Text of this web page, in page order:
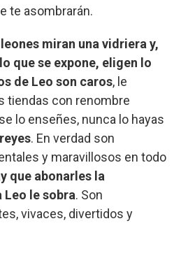
te asombrarán.
leones miran una vidriera y,
que se expone, eligen lo
de Leo son caros, le
tiendas con renombre
lo enseñes, nunca lo hayas
. En verdad son
y maravillosos en todo
que abonarles la
le sobra. Son
vivaces, divertidos y